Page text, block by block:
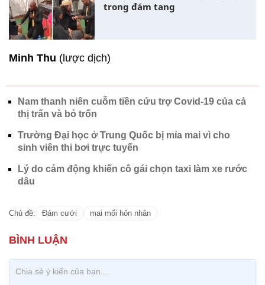
trong đám tang
Minh Thu (lược dịch)
Nam thanh niên cuỗm tiền cứu trợ Covid-19 của cả
thị trấn và bỏ trốn
Trường Đại học ở Trung Quốc bị mỉa mai vì cho
sinh viên thi bơi trực tuyến
Lý do cảm động khiến cô gái chọn taxi làm xe rước
dâu
Chủ đề: Đám cưới mai mối hôn nhân